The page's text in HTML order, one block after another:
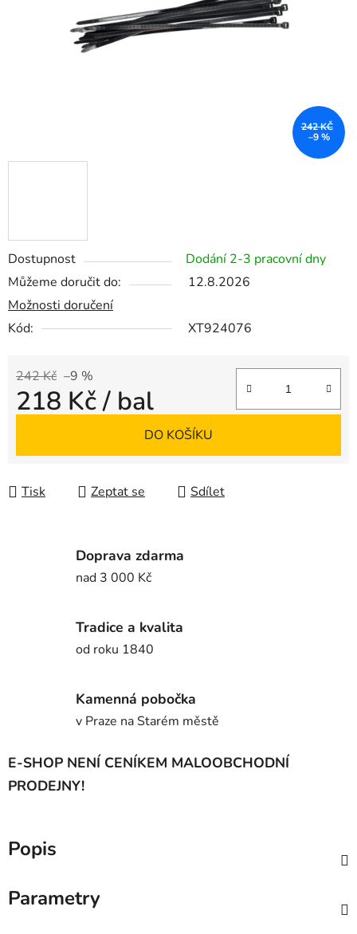
Dostupnost
Dodání 2-3 pracovní dny
Můžeme doručit do:
12.8.2026
Možnosti doručení
Kód:
XT924076
242 Kč –9 %
218 Kč/ bal
DO KOŠÍKU
Tisk Zeptat se Sdílet
242 KČ
–9 %
Doprava zdarma
nad 3 000 Kč
Tradice a kvalita
od roku 1840
Kamenná pobočka
v Praze na Starém městě
E-SHOP NENÍ CENÍKEM MALOOBCHODNÍ
PRODEJNY!
Popis
Parametry